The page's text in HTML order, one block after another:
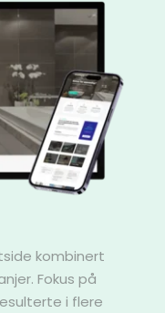
kombinert
Fokus på
i flere